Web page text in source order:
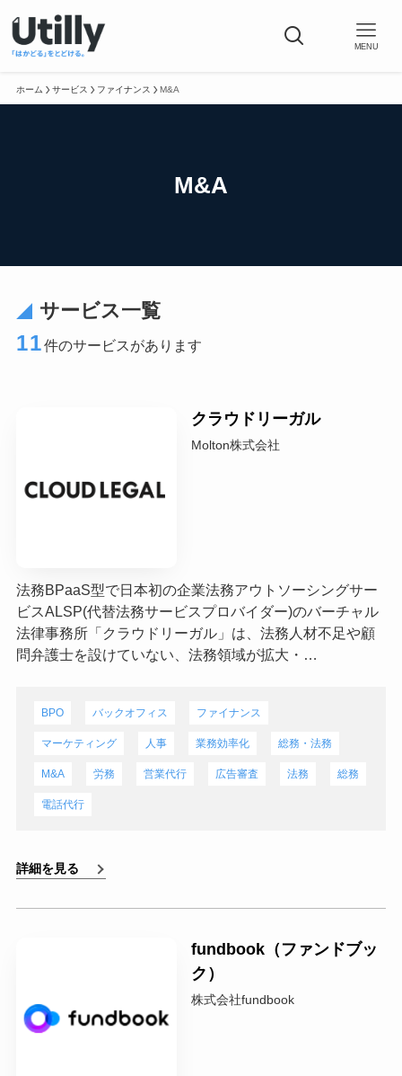
MENU
ホーム サービス ファイナンス M&A
M&A
サービス一覧
11件のサービスがあります
クラウドリーガル
Molton株式会社
法務BPaaS型で日本初の企業法務アウトソーシングサー
ビスALSP(代替法務サービスプロバイダー)のバーチャル
法律事務所「クラウドリーガル」は、法務人材不足や顧
問弁護士を設けていない、法務領域が拡大・…
BPO バックオフィス ファイナンス
マーケティング 人事 業務効率化 総務・法務
M&A 労務 営業代行 広告審査 法務 総務
電話代行
詳細を見る
fundbook（ファンドブッ
ク）
株式会社fundbook